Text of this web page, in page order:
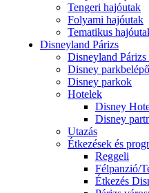
Tengeri hajóutak
Folyami hajóutak
Tematikus
Disneyland Párizs
Disneyland Párizs
Disney
Disney parkok
Hotelek
Disney
Disney
Utazás
Étkezések és
Reggeli
Félpanzió/
Étkezés